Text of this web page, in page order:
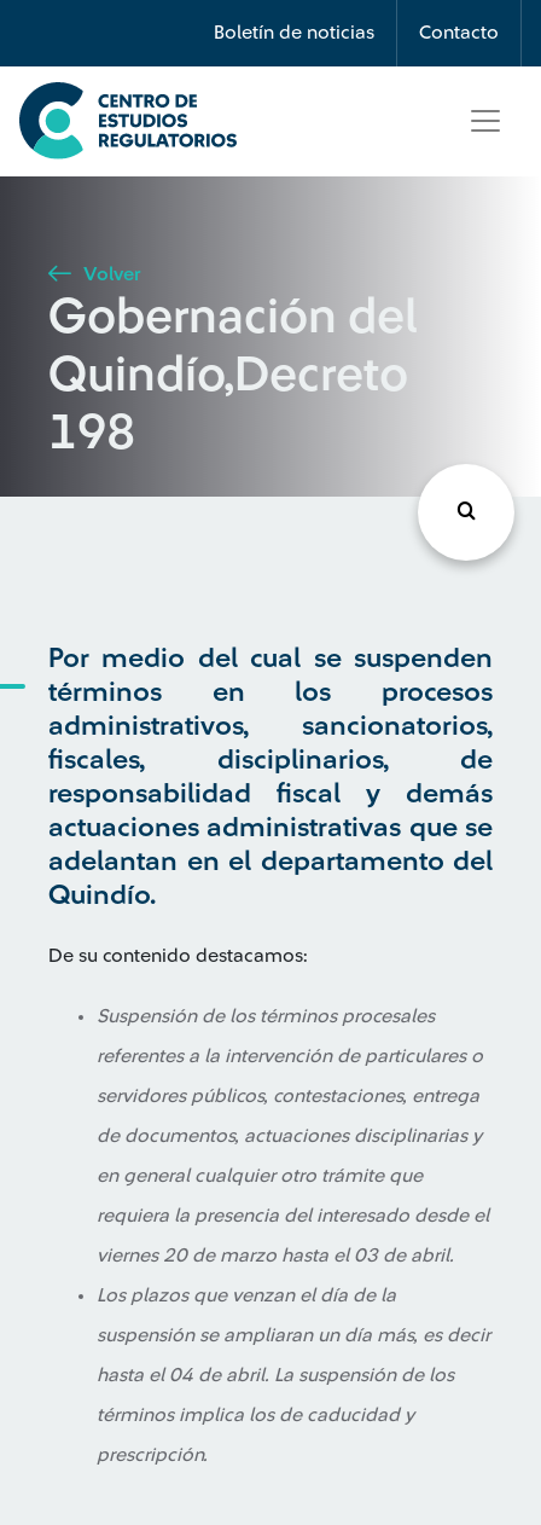
Boletín de noticias Contacto
Búsqueda
Seleccione país
Buscar
Volver
Gobernación del
Quindío,Decreto
198
Por medio del cual se suspenden
términos en los procesos
administrativos, sancionatorios,
fiscales, disciplinarios, de
responsabilidad fiscal y demás
actuaciones administrativas que se
adelantan en el departamento del
Quindío.
De su contenido destacamos:
Suspensión de los términos procesales
referentes a la intervención de particulares o
servidores públicos, contestaciones, entrega
de documentos, actuaciones disciplinarias y
en general cualquier otro trámite que
requiera la presencia del interesado desde el
viernes 20 de marzo hasta el 03 de abril.
Los plazos que venzan el día de la
suspensión se ampliaran un día más, es decir
hasta el 04 de abril. La suspensión de los
términos implica los de caducidad y
prescripción.